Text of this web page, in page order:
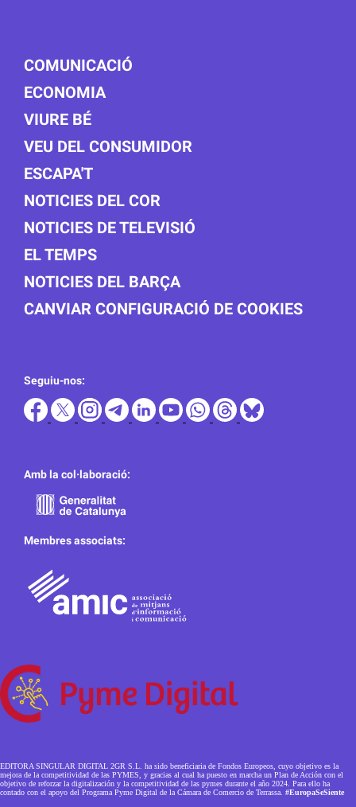
COMUNICACIÓ
ECONOMIA
VIURE BÉ
VEU DEL CONSUMIDOR
ESCAPA'T
NOTICIES DEL COR
NOTICIES DE TELEVISIÓ
EL TEMPS
NOTICIES DEL BARÇA
CANVIAR CONFIGURACIÓ DE COOKIES
Seguiu-nos:
Amb la col·laboració:
Membres associats:
EDITORA SINGULAR DIGITAL 2GR S.L. ha sido beneficiaria de Fondos Europeos, cuyo objetivo es la
mejora de la competitividad de las PYMES, y gracias al cual ha puesto en marcha un Plan de Acción con el
objetivo de reforzar la digitalización y la competitividad de las pymes durante el año 2024. Para ello ha
contado con el apoyo del Programa Pyme Digital de la Cámara de Comercio de Terrassa. #EuropaSeSiente